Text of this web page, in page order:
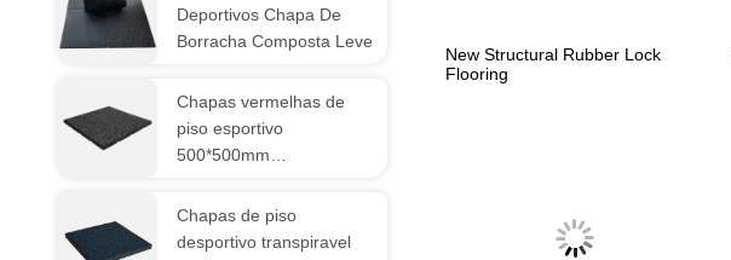
Deportivos Chapa De
Borracha Composta Leve
Chapas vermelhas de
piso esportivo
500*500mm
Pavimento de ginásio de
borracha
Chapas de piso
desportivo transpiravel
New Structural Rubber Lock
Flooring